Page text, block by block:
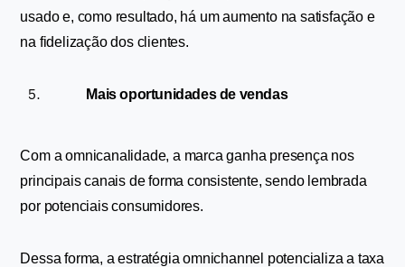
usado e, como resultado, há um aumento na satisfação e
na fidelização dos clientes.
Mais oportunidades de vendas
Com a omnicanalidade, a marca ganha presença nos
principais canais de forma consistente, sendo lembrada
por potenciais consumidores.
Dessa forma, a estratégia omnichannel potencializa a taxa